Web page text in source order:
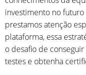
investimento no
prestamos atenção
plataforma, essa
o desafio de
testes e obtenha